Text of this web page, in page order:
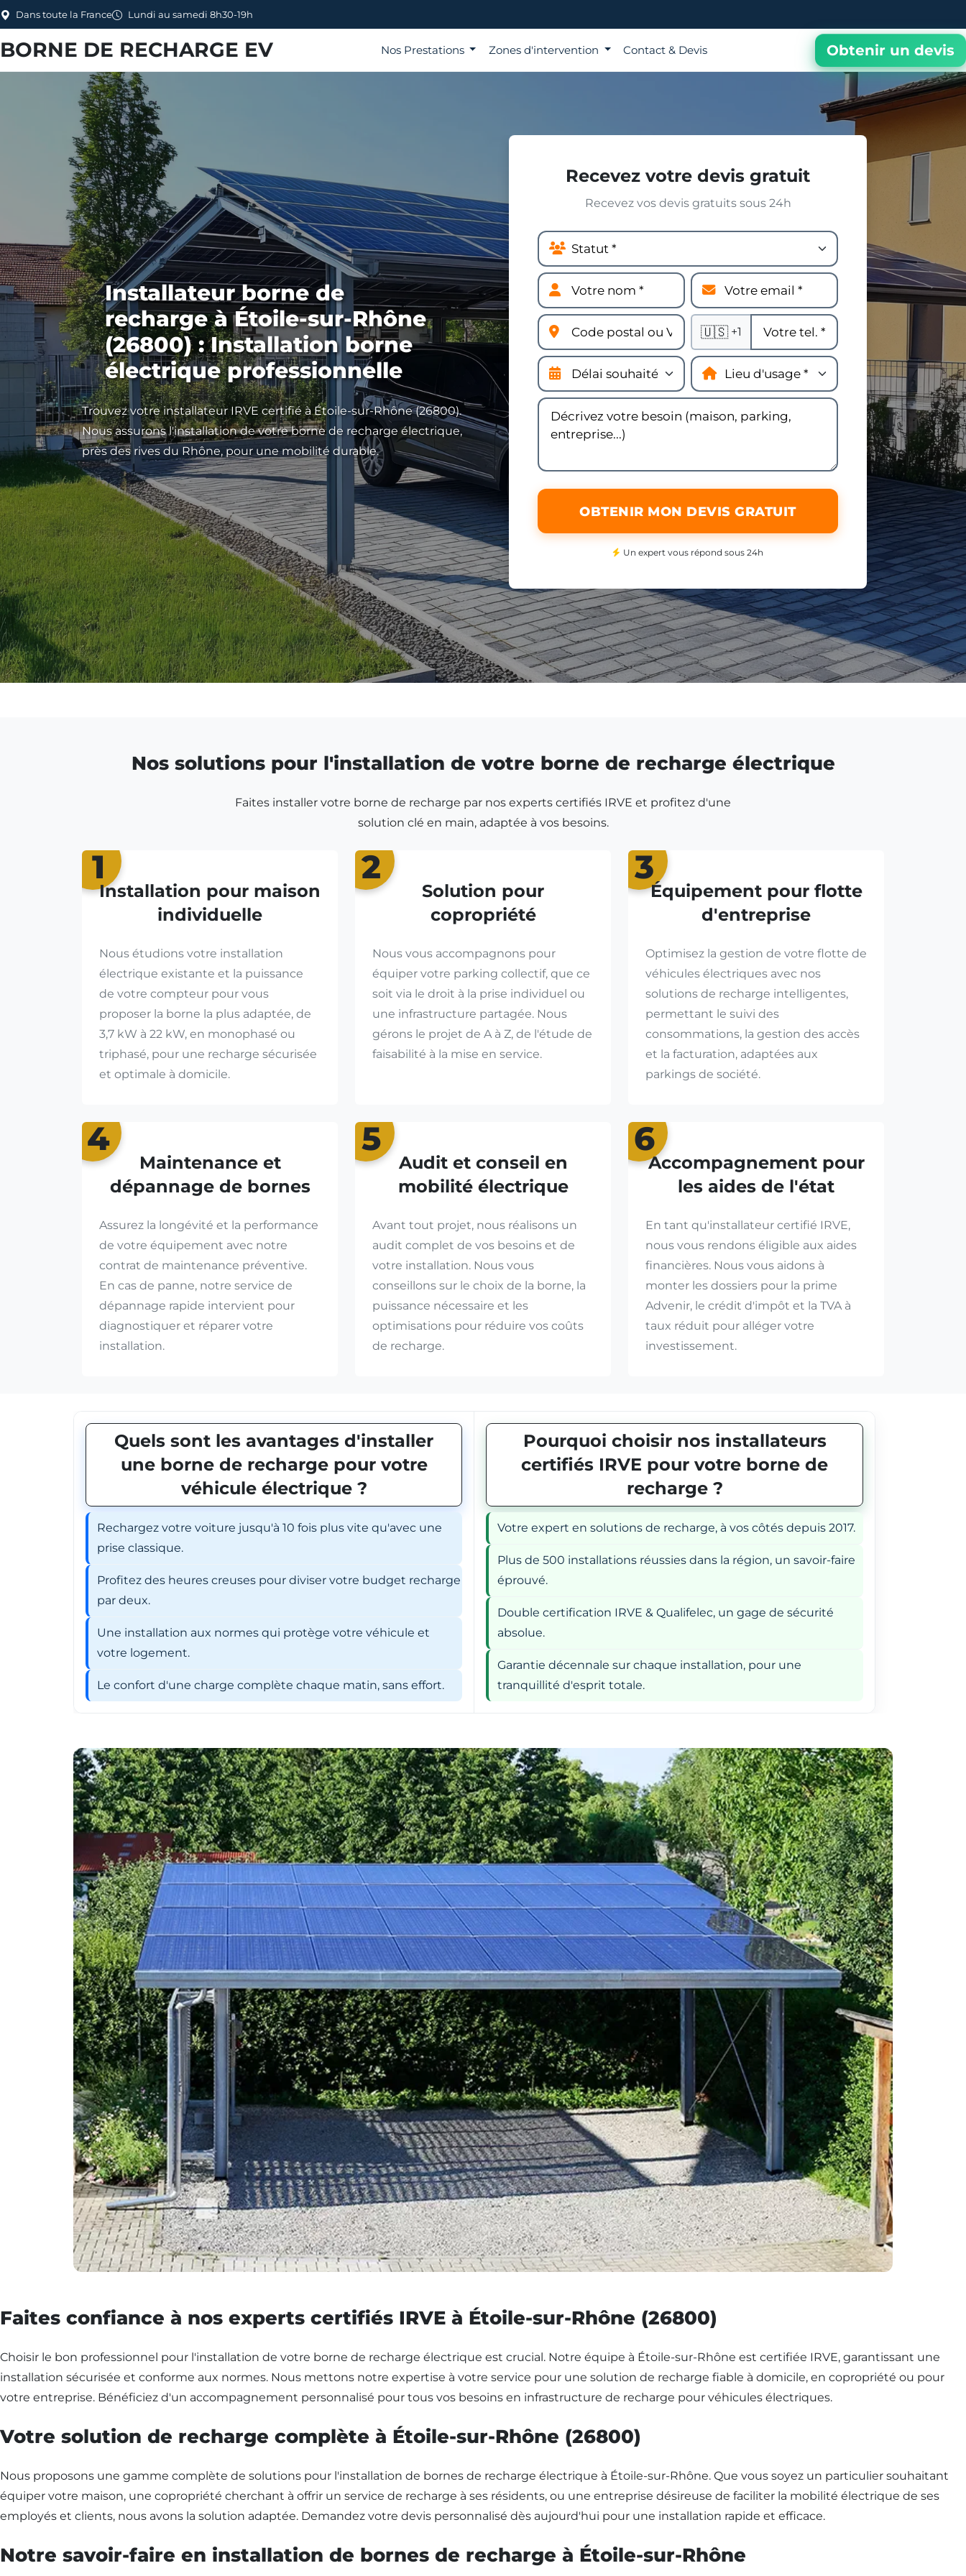
Dans toute la France Lundi au samedi 8h30-19h
BORNE DE RECHARGE EV Nos Prestations Zones d'intervention Contact & Devis Obtenir un devis
Installateur borne de
recharge à Étoile-sur-Rhône
(26800) : Installation borne
électrique professionnelle
Trouvez votre installateur IRVE certifié à Étoile-sur-Rhône (26800).
Nous assurons l'installation de votre borne de recharge électrique,
près des rives du Rhône, pour une mobilité durable.
Recevez votre devis gratuit
Recevez vos devis gratuits sous 24h
🇺🇸 +1
OBTENIR MON DEVIS GRATUIT
Un expert vous répond sous 24h
Nos solutions pour l'installation de votre borne de recharge électrique
Faites installer votre borne de recharge par nos experts certifiés IRVE et profitez d'une
solution clé en main, adaptée à vos besoins.
1
Installation pour maison
individuelle
Nous étudions votre installation
électrique existante et la puissance
de votre compteur pour vous
proposer la borne la plus adaptée, de
3,7 kW à 22 kW, en monophasé ou
triphasé, pour une recharge sécurisée
et optimale à domicile.
2
Solution pour
copropriété
Nous vous accompagnons pour
équiper votre parking collectif, que ce
soit via le droit à la prise individuel ou
une infrastructure partagée. Nous
gérons le projet de A à Z, de l'étude de
faisabilité à la mise en service.
3
Équipement pour flotte
d'entreprise
Optimisez la gestion de votre flotte de
véhicules électriques avec nos
solutions de recharge intelligentes,
permettant le suivi des
consommations, la gestion des accès
et la facturation, adaptées aux
parkings de société.
4
Maintenance et
dépannage de bornes
Assurez la longévité et la performance
de votre équipement avec notre
contrat de maintenance préventive.
En cas de panne, notre service de
dépannage rapide intervient pour
diagnostiquer et réparer votre
installation.
5
Audit et conseil en
mobilité électrique
Avant tout projet, nous réalisons un
audit complet de vos besoins et de
votre installation. Nous vous
conseillons sur le choix de la borne, la
puissance nécessaire et les
optimisations pour réduire vos coûts
de recharge.
6
Accompagnement pour
les aides de l'état
En tant qu'installateur certifié IRVE,
nous vous rendons éligible aux aides
financières. Nous vous aidons à
monter les dossiers pour la prime
Advenir, le crédit d'impôt et la TVA à
taux réduit pour alléger votre
investissement.
Quels sont les avantages d'installer
une borne de recharge pour votre
véhicule électrique ?
Rechargez votre voiture jusqu'à 10 fois plus vite qu'avec une
prise classique.
Profitez des heures creuses pour diviser votre budget recharge
par deux.
Une installation aux normes qui protège votre véhicule et
votre logement.
Le confort d'une charge complète chaque matin, sans effort.
Pourquoi choisir nos installateurs
certifiés IRVE pour votre borne de
recharge ?
Votre expert en solutions de recharge, à vos côtés depuis 2017.
Plus de 500 installations réussies dans la région, un savoir-faire
éprouvé.
Double certification IRVE & Qualifelec, un gage de sécurité
absolue.
Garantie décennale sur chaque installation, pour une
tranquillité d'esprit totale.
Faites confiance à nos experts certifiés IRVE à Étoile-sur-Rhône (26800)
Choisir le bon professionnel pour l'installation de votre borne de recharge électrique est crucial. Notre équipe à Étoile-sur-Rhône est certifiée IRVE, garantissant une
installation sécurisée et conforme aux normes. Nous mettons notre expertise à votre service pour une solution de recharge fiable à domicile, en copropriété ou pour
votre entreprise. Bénéficiez d'un accompagnement personnalisé pour tous vos besoins en infrastructure de recharge pour véhicules électriques.
Votre solution de recharge complète à Étoile-sur-Rhône (26800)
Nous proposons une gamme complète de solutions pour l'installation de bornes de recharge électrique à Étoile-sur-Rhône. Que vous soyez un particulier souhaitant
équiper votre maison, une copropriété cherchant à offrir un service de recharge à ses résidents, ou une entreprise désireuse de faciliter la mobilité électrique de ses
employés et clients, nous avons la solution adaptée. Demandez votre devis personnalisé dès aujourd'hui pour une installation rapide et efficace.
Notre savoir-faire en installation de bornes de recharge à Étoile-sur-Rhône